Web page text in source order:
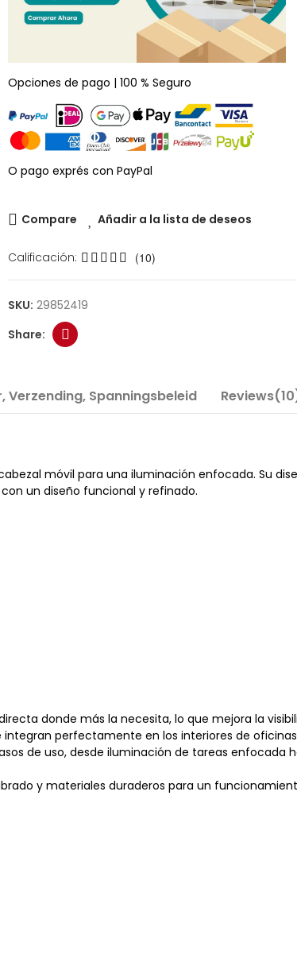
Opciones de pago | 100 % Seguro
O pago exprés con PayPal
Compare Añadir a la lista de deseos
Calificación: (10)
SKU: 29852419
Verzending, Spanningsbeleid
móvil para una iluminación enfocada. Su
un diseño funcional y refinado.
donde más la necesita, lo que mejora la
perfectamente en los interiores de
de uso, desde iluminación de tareas enfocada
y materiales duraderos para un